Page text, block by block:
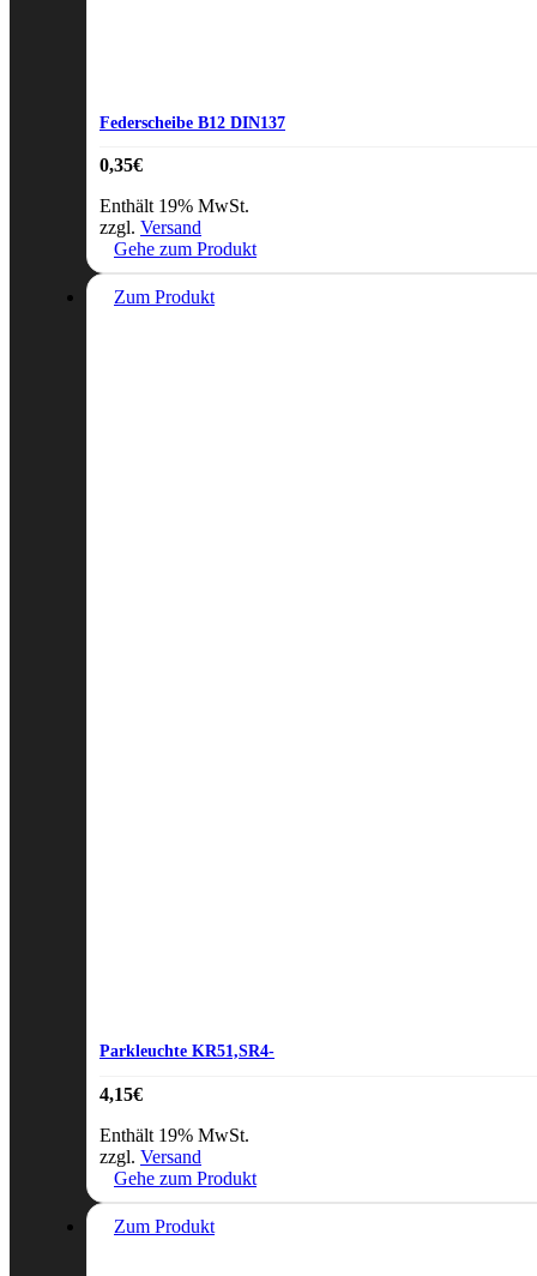
Federscheibe B12 DIN137
0,35€
Enthält 19% MwSt.
zzgl. Versand
Gehe zum Produkt
Zum Produkt
Parkleuchte KR51,SR4-
4,15€
Enthält 19% MwSt.
zzgl. Versand
Gehe zum Produkt
Zum Produkt